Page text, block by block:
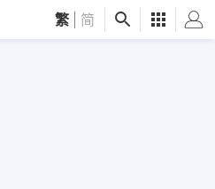
繁 简